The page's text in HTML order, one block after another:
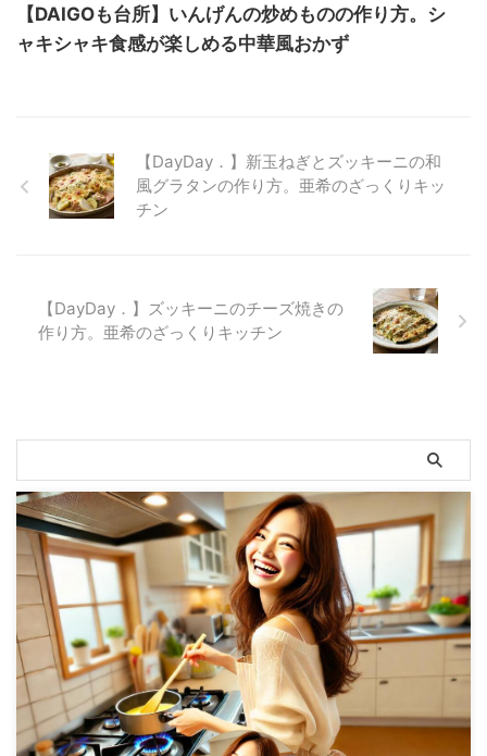
【DAIGOも台所】いんげんの炒めものの作り方。シ
ャキシャキ食感が楽しめる中華風おかず
【DayDay．】新玉ねぎとズッキーニの和
風グラタンの作り方。亜希のざっくりキッ
チン
【DayDay．】ズッキーニのチーズ焼きの
作り方。亜希のざっくりキッチン